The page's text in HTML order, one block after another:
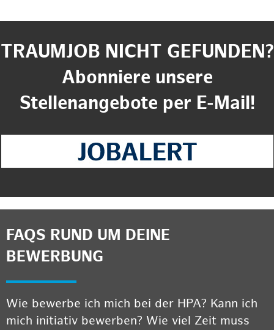
TRAUMJOB NICHT GEFUNDEN?
Abonniere unsere
Stellenangebote per E-Mail!
FAQS RUND UM DEINE
BEWERBUNG
Wie bewerbe ich mich bei der HPA? Kann ich
mich initiativ bewerben? Wie viel Zeit muss